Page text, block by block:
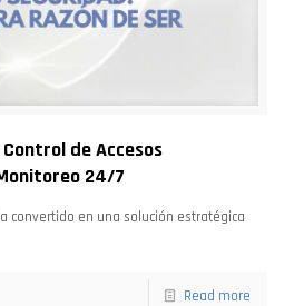
de Accesos
24/7
convertido en una solución estratégica
Read more